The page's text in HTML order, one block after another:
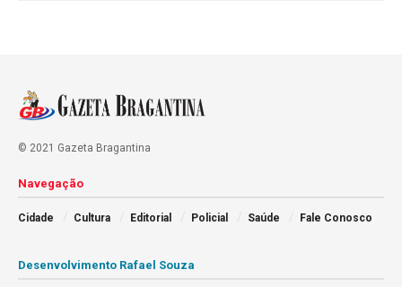
© 2021 Gazeta Bragantina
Navegação
Cidade Cultura Editorial Policial Saúde Fale Conosco
Desenvolvimento Rafael Souza